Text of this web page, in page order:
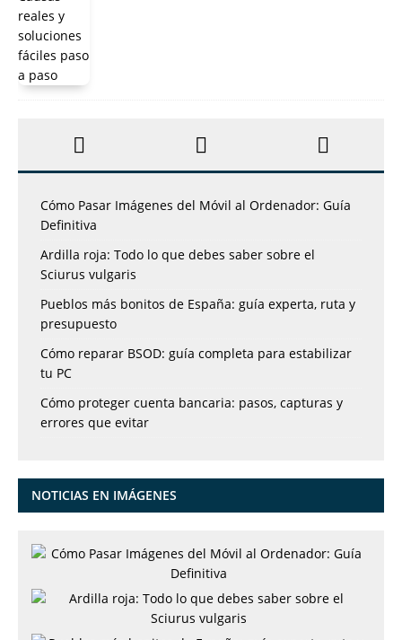
Cómo Pasar Imágenes del Móvil al Ordenador: Guía
Definitiva
Ardilla roja: Todo lo que debes saber sobre el
Sciurus vulgaris
Pueblos más bonitos de España: guía experta, ruta y
presupuesto
Cómo reparar BSOD: guía completa para estabilizar
tu PC
Cómo proteger cuenta bancaria: pasos, capturas y
errores que evitar
NOTICIAS EN IMÁGENES